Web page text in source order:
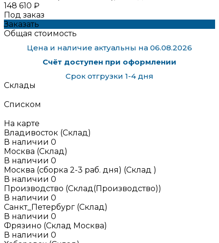
148 610 ₽
Под заказ
Заказать
Общая стоимость
Цена и наличие актуальны на 06.08.2026
Счёт доступен при оформлении
Срок отгрузки 1-4 дня
Склады
Списком
На карте
Владивосток (Склад)
В наличии 0
Москва (Склад)
В наличии 0
Москва (сборка 2-3 раб. дня) (Склад )
В наличии 0
Производство (Склад(Производство))
В наличии 0
Санкт_Петербург (Склад)
В наличии 0
Фрязино (Склад Москва)
В наличии 0